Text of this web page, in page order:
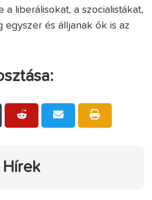
a liberálisokat, a szocialistákat,
egyszer és álljanak ők is az
Hírek